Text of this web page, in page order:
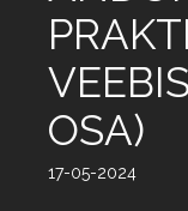
OSA)
17-05-2024